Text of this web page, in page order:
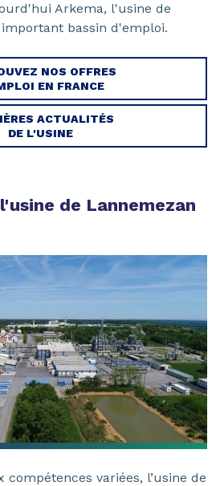
Arkema, l'usine de
bassin d'emploi.
NOS OFFRES
EN FRANCE
ACTUALITÉS
DE L'USINE
de Lannemezan
compétences variées, l’usine de